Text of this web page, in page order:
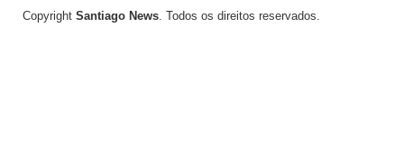
Copyright Santiago News . Todos os direitos reservados.